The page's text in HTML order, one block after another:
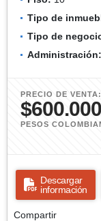
Tipo de
Tipo de
Administración:
PRECIO DE VENTA:
PESOS
Descargar
información
Compartir